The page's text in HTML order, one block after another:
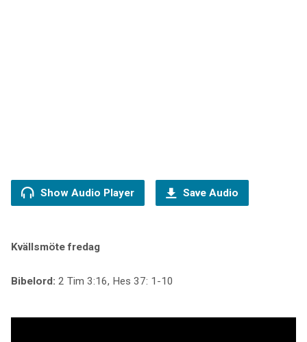
Show Audio Player Save Audio
Kvällsmöte fredag
Bibelord: 2 Tim 3:16, Hes 37: 1-10